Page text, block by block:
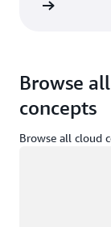
Browse
concepts
Browse all cloud